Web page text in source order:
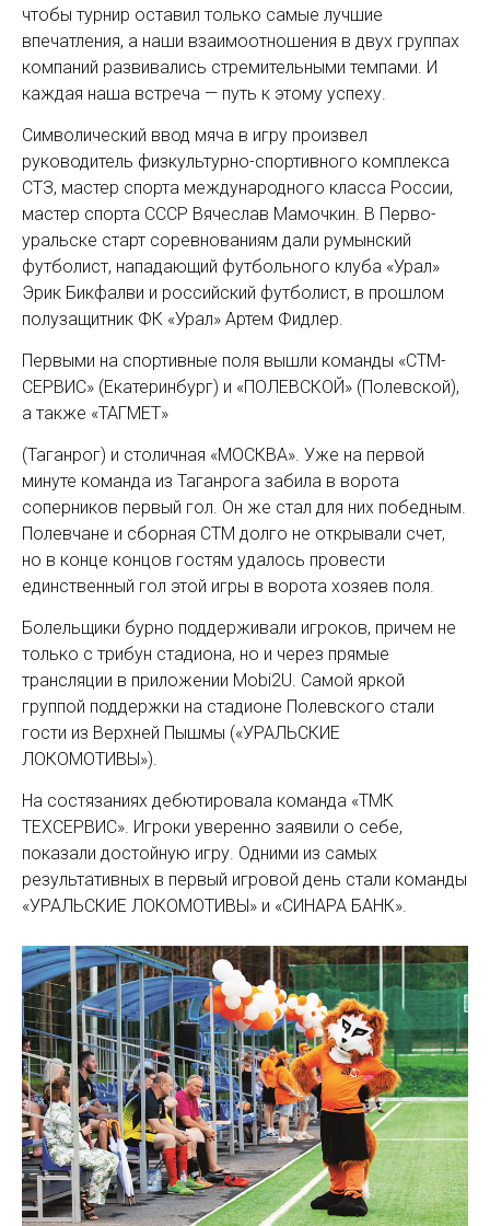
чтобы турнир оставил только самые лучшие
впечатления, а наши взаимоотношения в двух группах
компаний развивались стремительными темпами. И
каждая наша встреча — путь к этому успеху.
Символический ввод мяча в игру произвел
руководитель физкультурно-спортивного комплекса
СТЗ, мастер спорта международного класса России,
мастер спорта СССР Вячеслав Мамочкин. В Перво­
уральске старт соревнованиям дали румынский
футболист, нападающий футбольного клуба «Урал»
Эрик Бикфалви и российский футболист, в прошлом
полузащитник ФК «Урал» Артем Фидлер.
Первыми на спортивные поля вышли команды «СТМ-
СЕРВИС» (Екатеринбург) и «ПОЛЕВСКОЙ» (Полевской),
а также «ТАГМЕТ»
(Таганрог) и столичная «МОСКВА». Уже на первой
минуте команда из Таганрога забила в ворота
соперников первый гол. Он же стал для них победным.
Полевчане и сборная СТМ долго не открывали счет,
но в конце концов гостям удалось провести
единственный гол этой игры в ворота хозяев поля.
Болельщики бурно поддерживали игроков, причем не
только с трибун стадиона, но и через прямые
трансляции в приложении Mobi2U. Самой яркой
группой поддержки на стадионе Полевского стали
гости из Верхней Пышмы («УРАЛЬСКИЕ
ЛОКОМОТИВЫ»).
На состязаниях дебютировала команда «ТМК
ТЕХСЕРВИС». Игроки уверенно заявили о себе,
показали достойную игру. Одними из самых
результативных в первый игровой день стали команды
«УРАЛЬСКИЕ ЛОКОМОТИВЫ» и «СИНАРА БАНК».